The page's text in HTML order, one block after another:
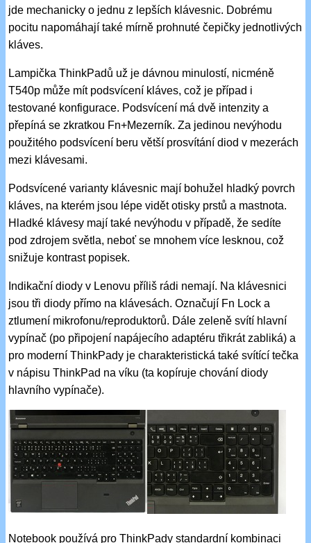
jde mechanicky o jednu z lepších klávesnic. Dobrému
pocitu napomáhají také mírně prohnuté čepičky jednotlivých
kláves.
Lampička ThinkPadů už je dávnou minulostí, nicméně
T540p může mít podsvícení kláves, což je případ i
testované konfigurace. Podsvícení má dvě intenzity a
přepíná se zkratkou Fn+Mezerník. Za jedinou nevýhodu
použitého podsvícení beru větší prosvítání diod v mezerách
mezi klávesami.
Podsvícené varianty klávesnic mají bohužel hladký povrch
kláves, na kterém jsou lépe vidět otisky prstů a mastnota.
Hladké klávesy mají také nevýhodu v případě, že sedíte
pod zdrojem světla, neboť se mnohem více lesknou, což
snižuje kontrast popisek.
Indikační diody v Lenovu příliš rádi nemají. Na klávesnici
jsou tři diody přímo na klávesách. Označují Fn Lock a
ztlumení mikrofonu/reproduktorů. Dále zeleně svítí hlavní
vypínač (po připojení napájecího adaptéru třikrát zabliká) a
pro moderní ThinkPady je charakteristická také svítící tečka
v nápisu ThinkPad na víku (ta kopíruje chování diody
hlavního vypínače).
Notebook používá pro ThinkPady standardní kombinaci